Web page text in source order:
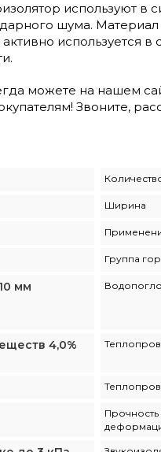
используют в
шума.
используется
можете на нашем
Звоните,
Ширина
Группа
мм
4,0%
Прочность